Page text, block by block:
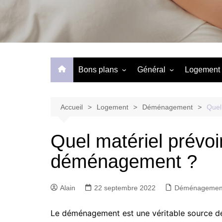
Bons plans
Loisirs
Général
Education
Quotidien
Logement
Décoration
Démolition
Accueil Logement Déménagement
Quel matériel
déménagement ?
Alain 22 septembre 2022
Le déménagement est une véritable source